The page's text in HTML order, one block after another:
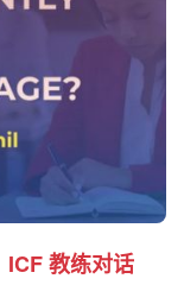
ICF 教练对话